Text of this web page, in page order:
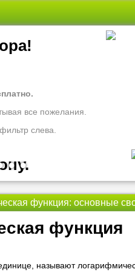
••
все пожелания.
слева.
Задайте свои вопросы
этого естьNado5.ru!
функция: основные
функция
называют